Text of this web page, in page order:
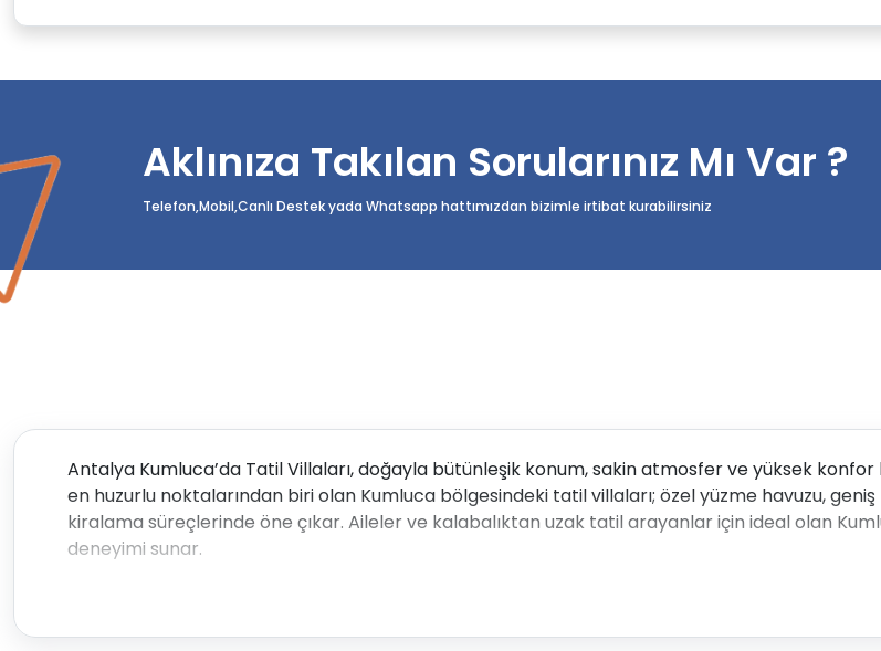
Aklınıza Takılan Sorularınız Mı Var ?
Telefon,Mobil,Canlı Destek yada Whatsapp hattımızdan bizimle irtibat kurabilirsiniz
Antalya Kumluca’da Tatil Villaları, doğayla bütünleşik konum, sakin atmosfer ve yüksek
en huzurlu noktalarından biri olan Kumluca bölgesindeki tatil villaları; özel yüzme havuzu,
kiralama süreçlerinde öne çıkar. Aileler ve kalabalıktan uzak tatil arayanlar için ideal olan
deneyimi sunar.